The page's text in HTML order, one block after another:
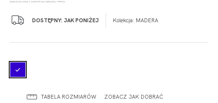
NAJNIŻSZA CENA Z 30 DNI PRZED OBNIŻKĄ: 199,99 ZŁ
DOSTĘPNY: JAK PONIŻEJ Kolekcja: MADERA
TABELA ROZMIARÓW ZOBACZ JAK DOBRAĆ